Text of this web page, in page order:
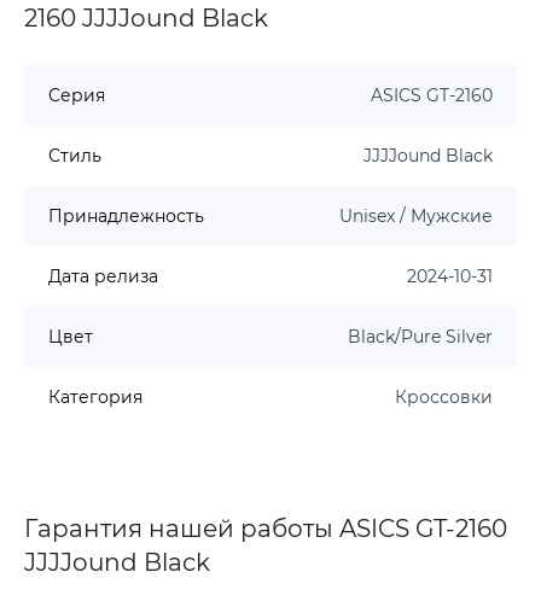
2160 JJJJound Black
Серия ASICS GT-2160
Стиль JJJJound Black
Принадлежность Unisex / Мужские
Дата релиза 2024-10-31
Цвет Black/Pure Silver
Категория Кроссовки
Гарантия нашей работы ASICS GT-2160
JJJJound Black